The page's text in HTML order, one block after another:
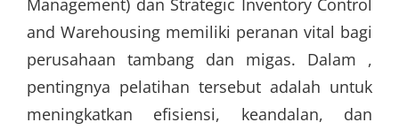
Management) dan Strategic Inventory Control
and Warehousing memiliki peranan vital bagi
perusahaan tambang dan migas. Dalam ,
pentingnya pelatihan tersebut adalah untuk
meningkatkan efisiensi, keandalan, dan